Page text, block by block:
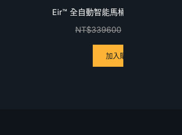
優惠中！Eir™ 全自動智能馬桶 K-77795TW-
NT$339600
加入購物車